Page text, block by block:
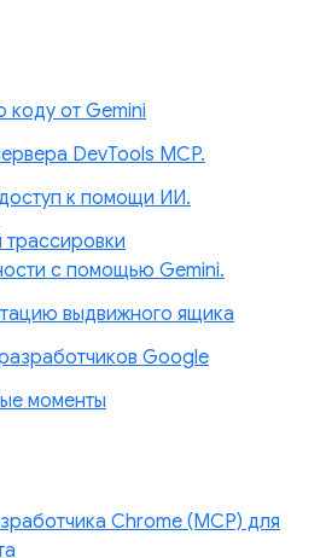
от Gemini
DevTools MCP.
к помощи ИИ.
с помощью Gemini.
выдвижного ящика
Google
моменты
Chrome (MCP) для